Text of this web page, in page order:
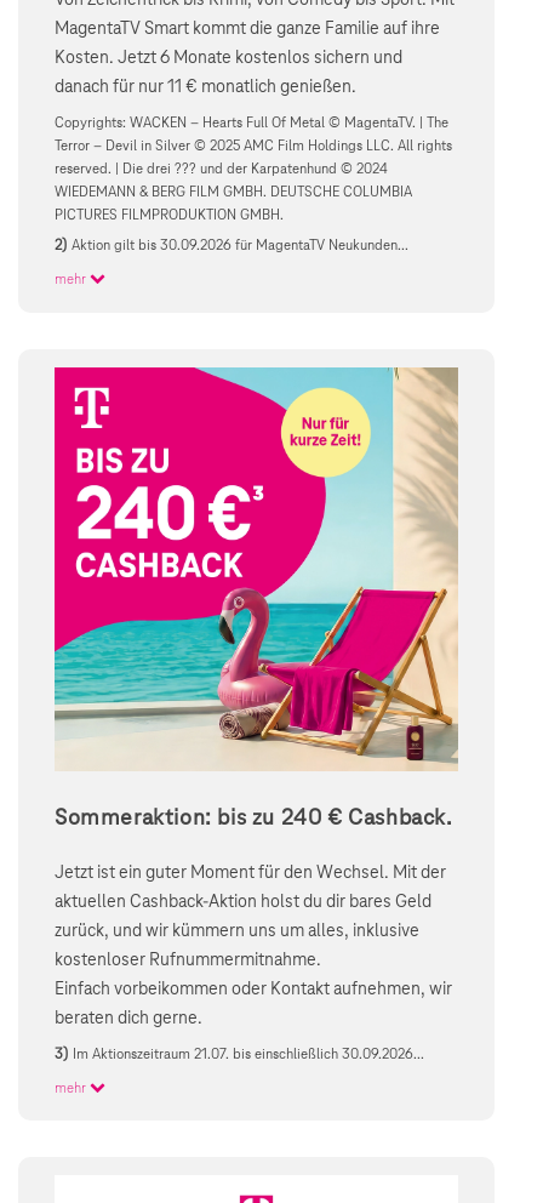
MagentaTV Smart kommt die ganze Familie auf ihre
Kosten. Jetzt 6 Monate kostenlos sichern und
danach für nur 11 € monatlich genießen.
Copyrights: WACKEN – Hearts Full Of Metal © MagentaTV. | The
Terror – Devil in Silver © 2025 AMC Film Holdings LLC. All rights
reserved. | Die drei ??? und der Karpatenhund © 2024
WIEDEMANN & BERG FILM GMBH. DEUTSCHE COLUMBIA
PICTURES FILMPRODUKTION GMBH.
2)Aktion gilt bis 30.09.2026 für MagentaTV Neukunden...
mehr
Sommeraktion: bis zu 240 € Cashback.
Jetzt ist ein guter Moment für den Wechsel. Mit der
aktuellen Cashback-Aktion holst du dir bares Geld
zurück, und wir kümmern uns um alles, inklusive
kostenloser Rufnummermitnahme.
Einfach vorbeikommen oder Kontakt aufnehmen, wir
beraten dich gerne.
3) Im Aktionszeitraum 21.07. bis einschließlich 30.09.2026...
mehr